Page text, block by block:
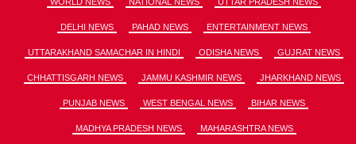
DELHI NEWS PAHAD NEWS ENTERTAINMENT NEWS
UTTARAKHAND SAMACHAR IN HINDI ODISHA NEWS GUJRAT NEWS
CHHATTISGARH NEWS JAMMU KASHMIR NEWS JHARKHAND NEWS
PUNJAB NEWS WEST BENGAL NEWS BIHAR NEWS
MADHYA PRADESH NEWS MAHARASHTRA NEWS